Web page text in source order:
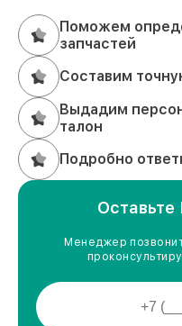
Поможем
запчастей
Составим
Выдадим
талон
Подробно
Менеджер